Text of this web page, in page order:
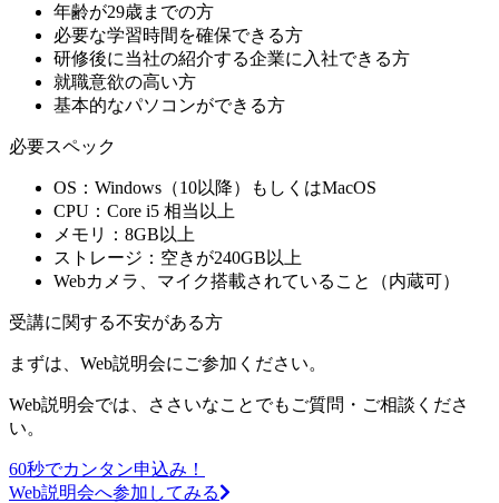
年齢が29歳までの方
必要な学習時間を確保できる方
研修後に当社の紹介する企業に入社できる方
就職意欲の高い方
基本的なパソコンができる方
必要スペック
OS：Windows（10以降）もしくはMacOS
CPU：Core i5 相当以上
メモリ：8GB以上
ストレージ：空きが240GB以上
Webカメラ、マイク搭載されていること（内蔵可）
受講に関する不安がある方
まずは、Web説明会にご参加ください。
Web説明会では、ささいなことでもご質問・ご相談くださ
い。
60秒でカンタン申込み！
Web説明会へ参加してみる